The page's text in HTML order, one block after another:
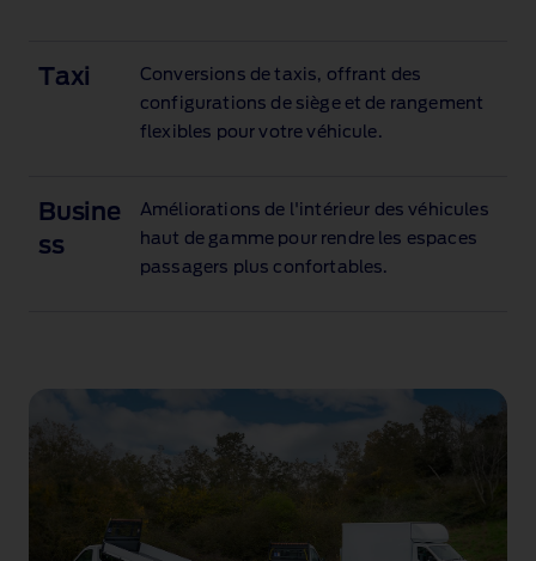
Taxi
Conversions de taxis, offrant des
configurations de siège et de rangement
flexibles pour votre véhicule.
Busine
ss
Améliorations de l'intérieur des véhicules
haut de gamme pour rendre les espaces
passagers plus confortables.